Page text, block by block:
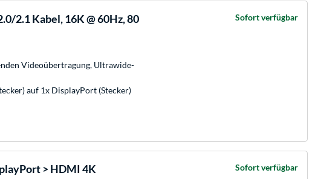
2.1 Kabel, 16K @ 60Hz, 80
Videoübertragung, Ultrawide-
auf 1x DisplayPort (Stecker)
Sofort verfügbar
> HDMI 4K Sofort verfügbar